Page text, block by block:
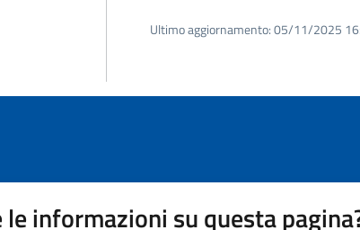
Ultimo aggiornamento:05/11/2025
informazioni su questa